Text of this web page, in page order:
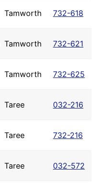
Tamworth 732-618
Tamworth 732-621
Tamworth 732-625
Taree 032-216
Taree 732-216
Taree 032-572